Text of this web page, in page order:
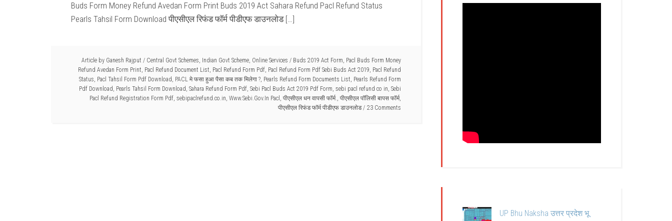
Buds Form Money Refund Avedan Form Print Buds 2019 Act Sahara Refund Pacl Refund Status
Pearls Tahsil Form Download पीएसीएल रिफंड फॉर्म पीडीएफ डाउनलोड […]
Article by Ganesh Rajput / Central Govt Schemes, Indian Govt Scheme, Online Services / Buds 2019 Act Form, Pacl Buds Form Money
Refund Avedan Form Print, Pacl Refund Document List, Pacl Refund Form Pdf, Pacl Refund Form Pdf Sebi Buds Act 2019, Pacl Refund
Status, Pacl Tahsil Form Pdf Download, PACL मे फसा हुआ पैसा कब तक मिलेगा ?, Pearls Refund Form Documents List, Pearls Refund Form
Pdf Download, Pearls Tahsil Form Download, Sahara Refund Form Pdf, Sebi Pacl Buds Act 2019 Pdf Form, sebi pacl refund co in, Sebi
Pacl Refund Registration Form Pdf, sebipaclrefund.co.in, Www.Sebi.Gov.In Pacl , पीएसीएल धन वापसी फॉर्म., पीएसीएल पॉलिसी बापस फॉर्म,
पीएसीएल रिफंड फॉर्म पीडीएफ डाउनलोड
23 Comments
UP Bhu Naksha उत्तर प्रदेश भू